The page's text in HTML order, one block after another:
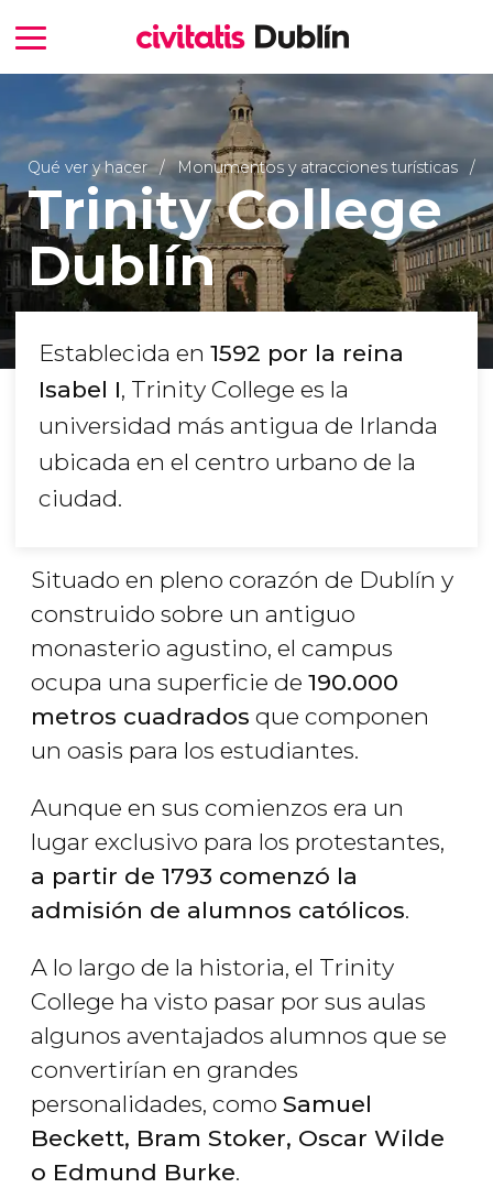
Qué ver y hacer Monumentos y atracciones turísticas
Trinity College
Dublín
Establecida en 1592 por la reina
Isabel I, Trinity College es la
universidad más antigua de Irlanda
ubicada en el centro urbano de la
ciudad.
Situado en pleno corazón de Dublín y
construido sobre un antiguo
monasterio agustino, el campus
ocupa una superficie de 190.000
metros cuadrados que componen
un oasis para los estudiantes.
Aunque en sus comienzos era un
lugar exclusivo para los protestantes,
a partir de 1793 comenzó la
admisión de alumnos católicos.
A lo largo de la historia, el Trinity
College ha visto pasar por sus aulas
algunos aventajados alumnos que se
convertirían en grandes
personalidades, como Samuel
Beckett, Bram Stoker, Oscar Wilde
o Edmund Burke.